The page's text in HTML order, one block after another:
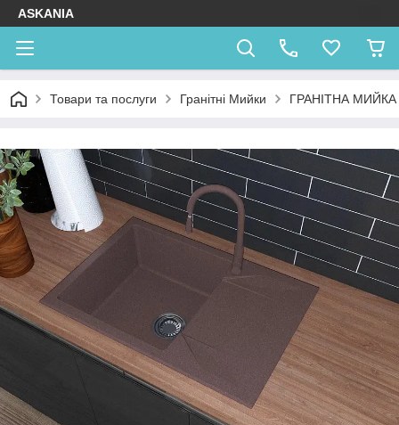
ASKANIA
Товари та послуги Гранітні Мийки ГРАНІТНА МИЙКА